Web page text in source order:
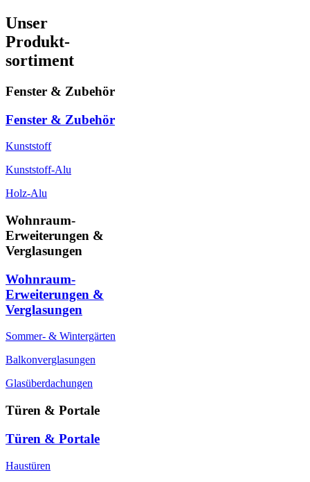
Unser
Produkt-
sortiment
Fenster & Zubehör
Fenster & Zubehör
Kunststoff
Kunststoff-Alu
Holz-Alu
Wohnraum-
Erweiterungen &
Verglasungen
Wohnraum-
Erweiterungen &
Verglasungen
Sommer- & Wintergärten
Balkonverglasungen
Glasüberdachungen
Türen & Portale
Türen & Portale
Haustüren